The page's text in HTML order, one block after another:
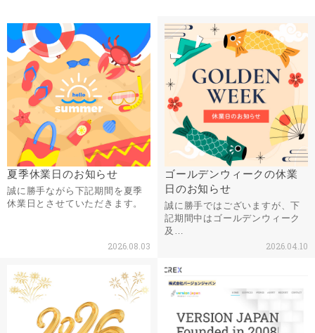
夏季休業日のお知らせ
誠に勝手ながら下記期間を夏季
休業日とさせていただきます。
2026.08.03
ゴールデンウィークの休業
日のお知らせ
誠に勝手ではございますが、下
記期間中はゴールデンウィーク
及…
2026.04.10